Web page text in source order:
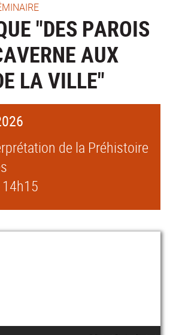
"DES PAROIS
AUX
LA VILLE"
de la Préhistoire